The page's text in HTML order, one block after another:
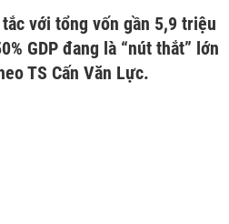
với tổng vốn gần 5,9 triệu
GDP đang là “nút thắt” lớn
TS Cấn Văn Lực.